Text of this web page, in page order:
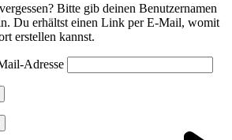
Bitte gib deinen Benutzernamen
Du erhältst einen Link per E-Mail, womit
erstellen kannst.
Adresse